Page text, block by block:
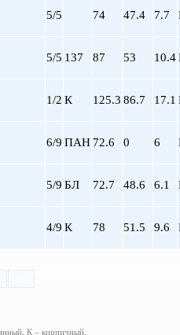
5/5 74 47.4 7.7
5/5 137 87 53 10.4
1/2 К 125.3 86.7 17.1
6/9 ПАН 72.6 0 6
5/9 БЛ 72.7 48.6 6.1
4/9 К 78 51.5 9.6
К – кирпичный,